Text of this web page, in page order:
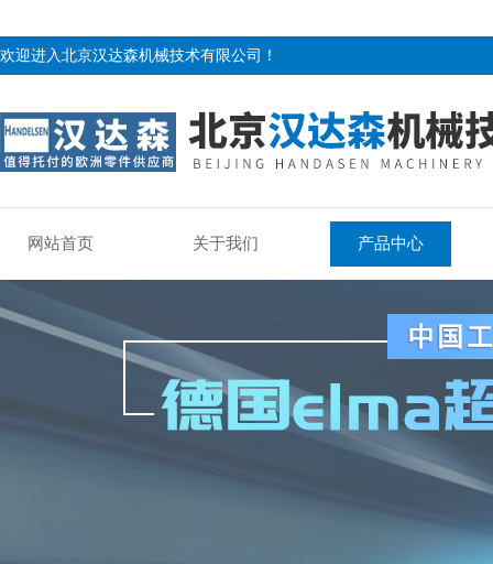
欢迎进入北京汉达森机械技术有限公司！
网站首页 关于我们 产品中心